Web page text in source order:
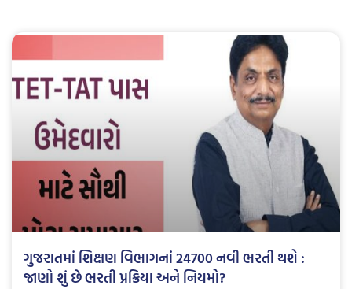
ગુજરાતમાં શિક્ષણ વિભાગનાં 24700 નવી ભરતી થશે :
જાણો શું છે ભરતી પ્રક્રિયા અને નિયમો?